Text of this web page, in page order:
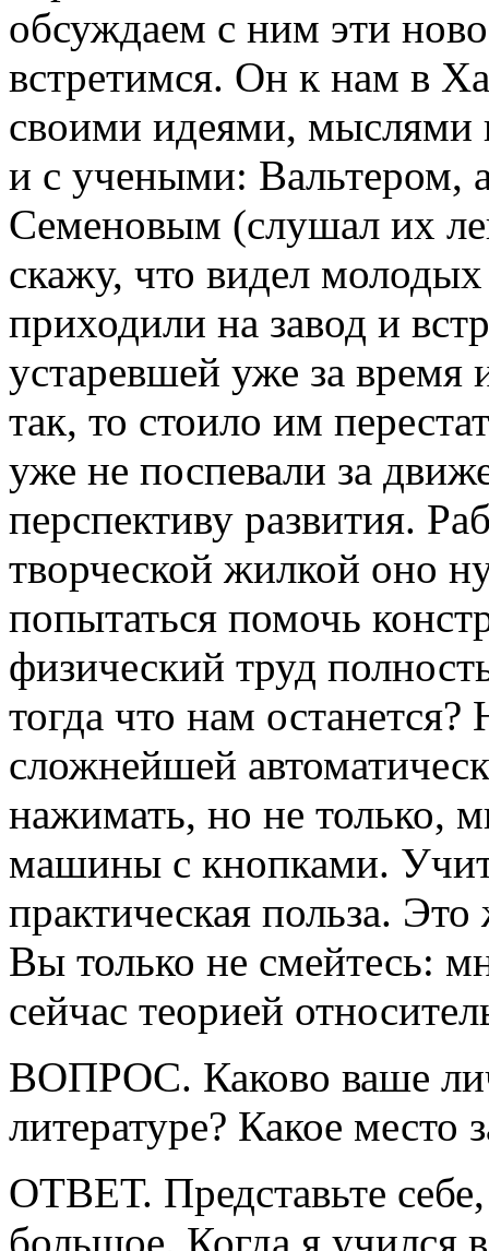
обсуждаем с ним эти
встретимся. Он к нам в
своими идеями, мыслями
и с учеными: Вальтером,
Семеновым (слушал их
скажу, что видел
приходили на завод и
устаревшей уже за время
так, то стоило им
уже не поспевали за
перспективу развития.
творческой жилкой оно
попытаться помочь
физический труд
тогда что нам
сложнейшей
нажимать, но не только,
машины с кнопками.
практическая польза.
Вы только не смейтесь:
сейчас теорией
ВОПРОС. Каково ваше
литературе? Какое
ОТВЕТ. Представьте
большое. Когда я учился